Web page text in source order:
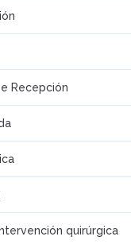
Recepción
quirúrgica